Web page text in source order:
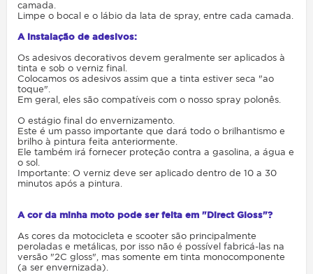
camada.
Limpe o bocal e o lábio da lata de spray, entre cada camada.
A instalação de adesivos:
Os adesivos decorativos devem geralmente ser aplicados à
tinta e sob o verniz final.
Colocamos os adesivos assim que a tinta estiver seca "ao
toque".
Em geral, eles são compatíveis com o nosso spray polonês.
O estágio final do envernizamento.
Este é um passo importante que dará todo o brilhantismo e
brilho à pintura feita anteriormente.
Ele também irá fornecer proteção contra a gasolina, a água e
o sol.
Importante: O verniz deve ser aplicado dentro de 10 a 30
minutos após a pintura.
A cor da minha moto pode ser feita em "Direct Gloss"?
As cores da motocicleta e scooter são principalmente
peroladas e metálicas, por isso não é possível fabricá-las na
versão "2C gloss", mas somente em tinta monocomponente
(a ser envernizada).